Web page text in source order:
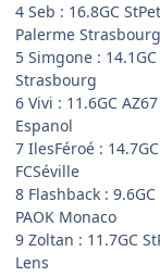
4 Seb : 16.8GC
Palerme Strasbourg
5 Simgone :
Strasbourg
6 Vivi : 11.6GC
Espanol
7 IlesFéroé :
FCSéville
8 Flashback :
PAOK Monaco
9 Zoltan : 11.7GC
Lens